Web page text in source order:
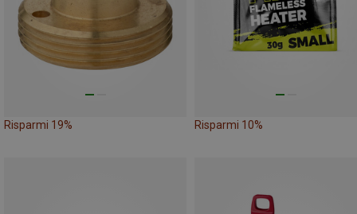
Risparmi 19% Risparmi 10%